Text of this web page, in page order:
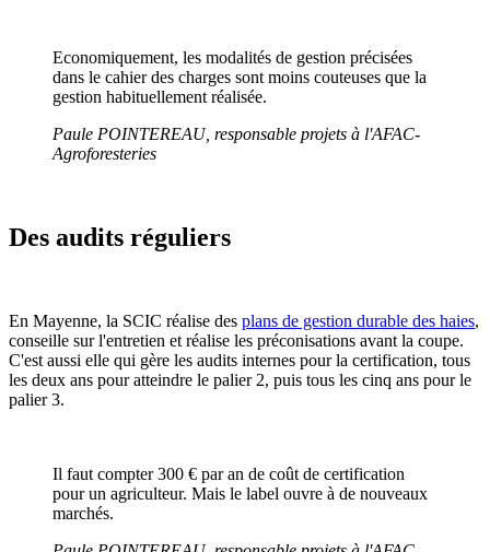
Economiquement, les modalités de gestion précisées
dans le cahier des charges sont moins couteuses que la
gestion habituellement réalisée.
Paule POINTEREAU, responsable projets à l'AFAC-
Agroforesteries
Des audits réguliers
En Mayenne, la SCIC réalise des plans de gestion durable des haies,
conseille sur l'entretien et réalise les préconisations avant la coupe.
C'est aussi elle qui gère les audits internes pour la certification, tous
les deux ans pour atteindre le palier 2, puis tous les cinq ans pour le
palier 3.
Il faut compter 300 € par an de coût de certification
pour un agriculteur. Mais le label ouvre à de nouveaux
marchés.